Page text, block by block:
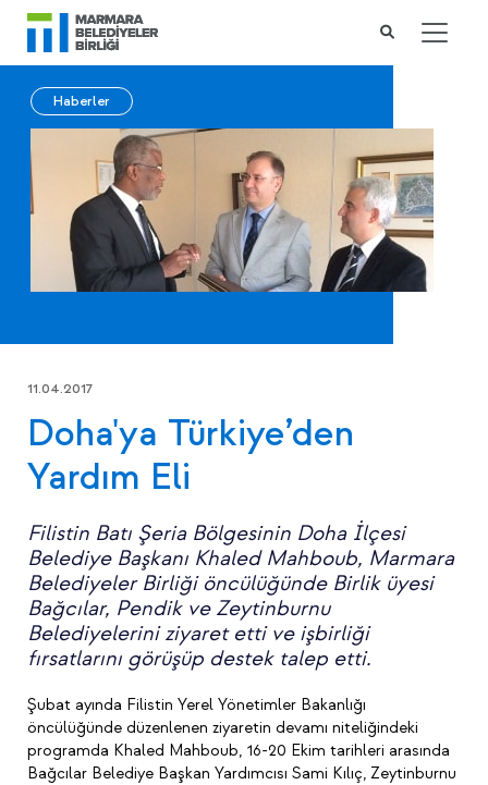
Haberler
11.04.2017
Doha'ya Türkiye’den
Yardım Eli
Filistin Batı Şeria Bölgesinin Doha İlçesi
Belediye Başkanı Khaled Mahboub, Marmara
Belediyeler Birliği öncülüğünde Birlik üyesi
Bağcılar, Pendik ve Zeytinburnu
Belediyelerini ziyaret etti ve işbirliği
fırsatlarını görüşüp destek talep etti.
Şubat ayında Filistin Yerel Yönetimler Bakanlığı
öncülüğünde düzenlenen ziyaretin devamı niteliğindeki
programda Khaled Mahboub, 16-20 Ekim tarihleri arasında
Bağcılar Belediye Başkan Yardımcısı Sami Kılıç, Zeytinburnu